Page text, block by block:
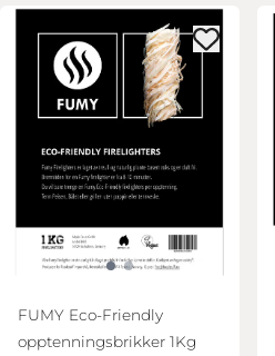
FUMY Eco-Friendly
opptenningsbrikker 1Kg